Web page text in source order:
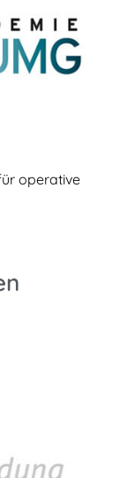
operative